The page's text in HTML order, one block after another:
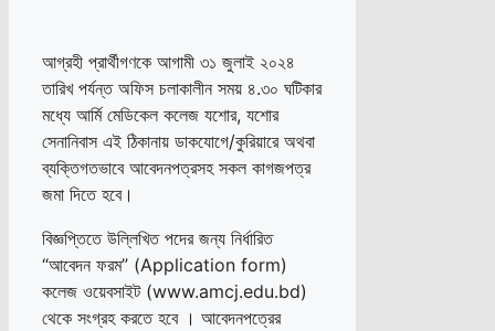
আগ্রহী প্রার্থীগণকে আগামী ৩১ জুলাই ২০২৪
তারিখ পর্যন্ত অফিস চলাকালীন সময় ৪.৩০ ঘটিকার
মধ্যে আর্মি মেডিকেল কলেজ যশোর, যশোর
সেনানিবাস এই ঠিকানায় ডাকযোগে/কুরিয়ারে অথবা
ব্যক্তিগতভাবে আবেদনপত্রসহ সকল কাগজপত্র
জমা দিতে হবে।
বিজ্ঞপ্তিতে উল্লিখিত পদের জন্য নির্ধারিত
“আবেদন ফরম” (Application form)
কলেজ ওয়েবসাইট (www.amcj.edu.bd)
থেকে সংগ্রহ করতে হবে । আবেদনপত্রের